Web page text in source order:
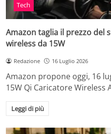
Tech
Amazon taglia il prezzo del
wireless da 15W
Redazione 16 Luglio 2026
Amazon propone oggi, 16
15W Qi Caricatore Wireless
Leggi di più